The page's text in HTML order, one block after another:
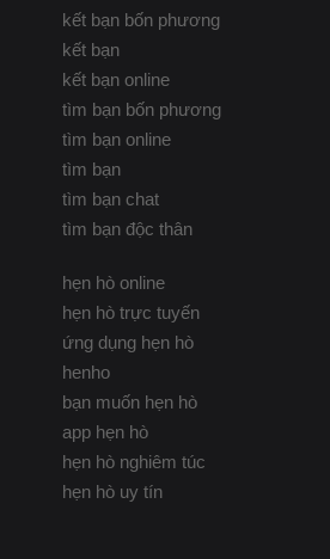
kết bạn bốn phương
kết bạn
kết bạn online
tìm bạn bốn phương
tìm bạn online
tìm bạn
tìm bạn chat
tìm bạn độc thân
hẹn hò online
hẹn hò trực tuyến
ứng dụng hẹn hò
henho
bạn muốn hẹn hò
app hẹn hò
hẹn hò nghiêm túc
hẹn hò uy tín